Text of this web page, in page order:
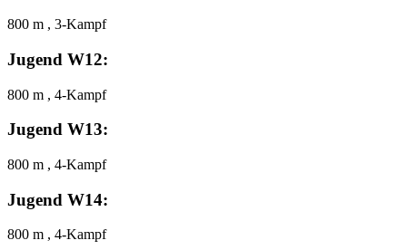
800 m , 3-Kampf
Jugend W12:
800 m , 4-Kampf
Jugend W13:
800 m , 4-Kampf
Jugend W14:
800 m , 4-Kampf